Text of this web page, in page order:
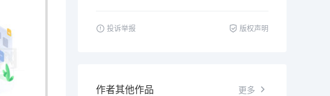
投诉举报 版权声明
作者其他作品 更多